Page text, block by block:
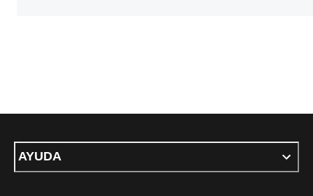
AYUDA